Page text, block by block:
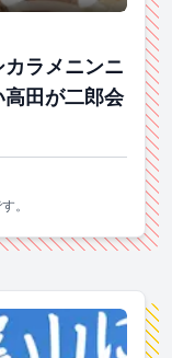
メニンニク。二郎
ラメニンニ
田が二郎会
。